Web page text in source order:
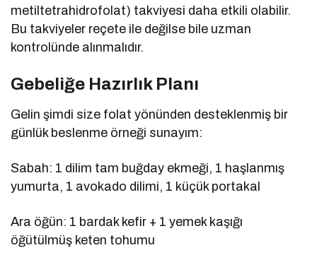
metiltetrahidrofolat) takviyesi daha etkili olabilir.
Bu takviyeler reçete ile değilse bile uzman
kontrolünde alınmalıdır.
Gebeliğe Hazırlık Planı
Gelin şimdi size folat yönünden desteklenmiş bir
günlük beslenme örneği sunayım:
Sabah: 1 dilim tam buğday ekmeği, 1 haşlanmış
yumurta, 1 avokado dilimi, 1 küçük portakal
Ara öğün: 1 bardak kefir + 1 yemek kaşığı
öğütülmüş keten tohumu